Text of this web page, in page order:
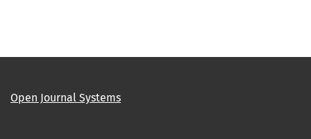
Open Journal Systems